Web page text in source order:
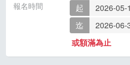
報名時間 起
2026-05-
迄
2026-06-
或額滿為止